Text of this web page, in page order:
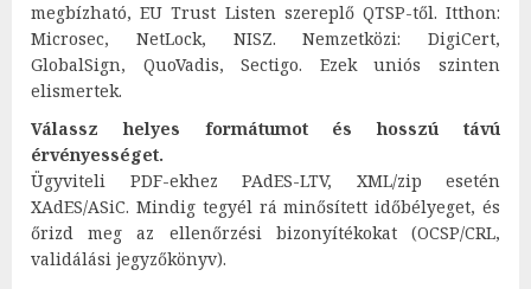
megbízható, EU Trust Listen szereplő QTSP-től. Itthon:
Microsec, NetLock, NISZ. Nemzetközi: DigiCert,
GlobalSign, QuoVadis, Sectigo. Ezek uniós szinten
elismertek.
Válassz helyes formátumot és hosszú távú
érvényességet.
Ügyviteli PDF-ekhez PAdES-LTV, XML/zip esetén
XAdES/ASiC. Mindig tegyél rá minősített időbélyeget, és
őrizd meg az ellenőrzési bizonyítékokat (OCSP/CRL,
validálási jegyzőkönyv).